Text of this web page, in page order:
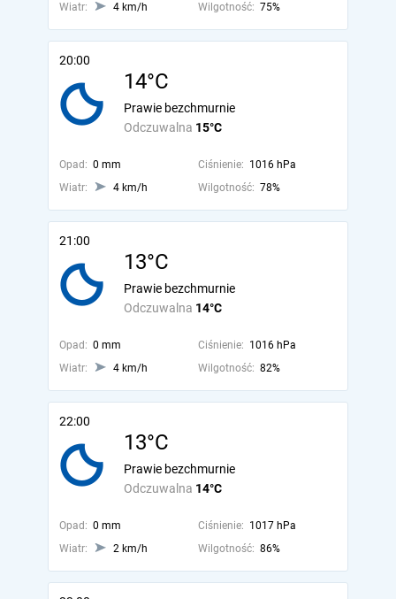
Wiatr:
4 km/h Wilgotność: 75%
20:00
14°C
Odczuwalna 15°C
Prawie bezchmurnie
Opad: 0 mm Ciśnienie: 1016 hPa
Wiatr:
4 km/h Wilgotność: 78%
21:00
13°C
Odczuwalna 14°C
Prawie bezchmurnie
Opad: 0 mm Ciśnienie: 1016 hPa
Wiatr:
4 km/h Wilgotność: 82%
22:00
13°C
Odczuwalna 14°C
Prawie bezchmurnie
Opad: 0 mm Ciśnienie: 1017 hPa
Wiatr:
2 km/h Wilgotność: 86%